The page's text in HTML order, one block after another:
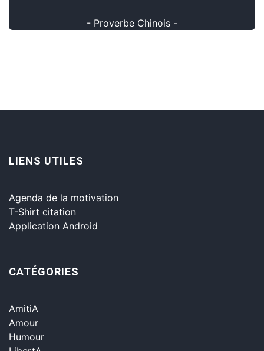
- Proverbe Chinois -
LIENS UTILES
Agenda de la motivation
T-Shirt citation
Application Android
CATÉGORIES
AmitiA
Amour
Humour